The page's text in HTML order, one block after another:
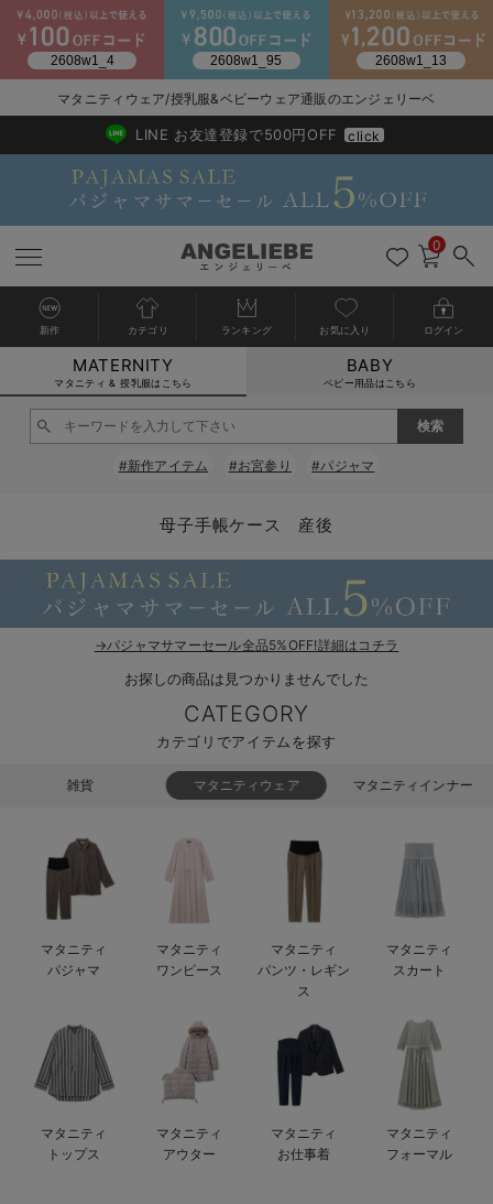
マタニティウェア全て
マタニティ ワンピース
マタニティ トップス
マタニティ アウター（コート）・ママコート
マタニティ 下着・インナー全て
授乳ブラ・マタニティブラ（マタニティインナー・産後用品）
マタニティ 授乳 キャミソール
産褥ショーツ
骨盤・マタニティベルト （妊娠中・産後）
マタニティ 腹巻き
授乳服全て
マタニティ フォーマル全て
マタニティ スーツ
マタニティ フォーマル パンツ・ボトムス
授乳用品全て
妊婦用 抱き枕・授乳クッション
マタニティレッグウェア全て
マタニティストッキング・タイツ
マタニティ ボディケア全て
アウトレット全て
【アウトレット】ワンピース
【アウトレット】パジャマ
【アウトレット】インナー
【アウトレット】ベビー
特集全て
コットン素材
ブラトップ
快適機能ウェア特集 トップス
快適機能ウェア特集 ボトムス
快適機能ウェア特集 パジャマ
安心の日本製。先輩ママが買ってよかった！本当に必要な出産準備品
ハレの日に着るANGELIEBEのセレモニー
買って正解！高評価レビューアイテム
再入荷全て
再入荷｜インナー
戻る
送料無料アイテム全て
ワンピース
スカート
パジャマ
インナー
ベビー
戻る
ブラキャミ おまとめ
MAX55%OFF ブラックフ
戻る
【37周年祭セール】
【37周年祭セール】
戻る
気温差別オススメア
【15℃】3月下旬～
戻る
動きやすく着回しで
戻る
強撚スムース(コスパ
戻る
マタニティウェア
【おまとめ割】パジ
戻る
こだわりの履き心地
カジュアル
オフィス
戻る
ジャケット派
きれいめ美脚パンツ派
ツィード派
王道シンプル派
戻る
出産準備応援割全て
マタニティパジャマ
戻る
【オフィスカジュア
戻る
レギンスタイプ
戻る
【フォーマル】ワン
戻る
【ベビー】長袖
戻る
ハンカチ
短肌着
セット
戻る
快適ウェア10%OFF
快適ウェア10%OFF
戻る
春のマタニティワン
セットアップ・ レイ
ジャンパースカート/
ワーク・オフィス
カジュアル
あったかアイテム｜
戻る
Gift Selection 出産
〜3,000円（税込）
10,001円（税込）〜
女の子におススメの
男の子におススメの
もらって嬉しいギフト
何枚あっても嬉しい
長く使えるアイテム
お部屋映えアイテム
戻る
冬の冷え対策インナ
薄くてあったか
保温&リカバリー
レギンス・タイツ
カップ付きインナー
裏起毛素材
戻る
入院準備の持ち物チ
入院してすぐ使うグ
戻る
冬のあったか特集全て
【冬のあったか特集
【冬のあったか特集
マタニティウェア/授乳服&ベビーウェア通販のエンジェリーベ
2026/NewArrival
送料495円(一部地域を除く) 7,700円以上で送料無料
LINE お友達登録で500円OFF click
0
新作 カテゴリ ランキング お気に入り ログイン
MATERNITY
マタニティ & 授乳服はこちら
BABY
ベビー用品はこちら
#新作アイテム #お宮参り #パジャマ
母子手帳ケース 産後
→パジャマサマーセール全品5%OFF!詳細はコチラ
お探しの商品は見つかりませんでした
CATEGORY
カテゴリでアイテムを探す
雑貨 マタニティウェア マタニティインナー
マタニティ
パジャマ
マタニティ
ワンピース
マタニティ
パンツ・レギン
ス
マタニティ
スカート
マタニティ
トップス
マタニティ
アウター
マタニティ
お仕事着
マタニティ
フォーマル
カートに入れる
閉じる